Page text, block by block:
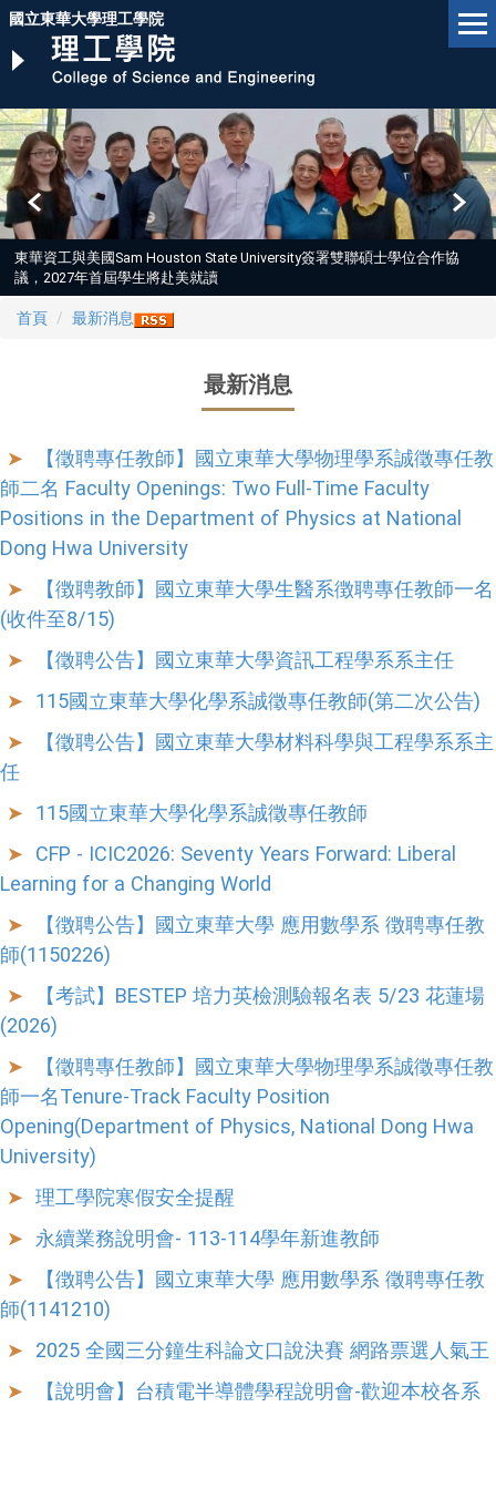
跳
主
內
容
區
國立東華大學理工學院
東華資工與美國Sam Houston State University簽署雙聯碩士學位合作協
議，2027年首屆學生將赴美就讀
首頁 最新消息
最新消息
【徵聘專任教師】國立東華大學物理學系誠徵專任教
師二名 Faculty Openings: Two Full-Time Faculty
Positions in the Department of Physics at National
Dong Hwa University
【徴聘教師】國立東華大學生醫系徴聘專任教師一名
(收件至8/15)
【徵聘公告】國立東華大學資訊工程學系系主任
115國立東華大學化學系誠徵專任教師(第二次公告)
【徵聘公告】國立東華大學材料科學與工程學系系主
任
115國立東華大學化學系誠徵專任教師
CFP - ICIC2026: Seventy Years Forward: Liberal
Learning for a Changing World
【徴聘公告】國立東華大學 應用數學系 徴聘專任教
師(1150226)
【考試】BESTEP 培力英檢測驗報名表 5/23 花蓮場
(2026)
【徵聘專任教師】國立東華大學物理學系誠徵專任教
師一名Tenure-Track Faculty Position
Opening(Department of Physics, National Dong Hwa
University)
理工學院寒假安全提醒
永續業務說明會- 113-114學年新進教師
【徴聘公告】國立東華大學 應用數學系 徵聘專任教
師(1141210)
2025 全國三分鐘生科論文口說決賽 網路票選人氣王
【說明會】台積電半導體學程說明會-歡迎本校各系